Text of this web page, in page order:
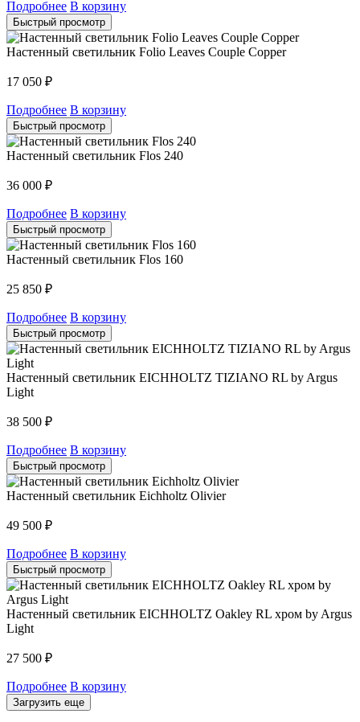
Подробнее В корзину
Быстрый просмотр
Настенный светильник Folio Leaves Couple Copper
17 050 ₽
Подробнее В корзину
Быстрый просмотр
Настенный светильник Flos 240
36 000 ₽
Подробнее В корзину
Быстрый просмотр
Настенный светильник Flos 160
25 850 ₽
Подробнее В корзину
Быстрый просмотр
Настенный светильник EICHHOLTZ TIZIANO RL by Argus
Light
38 500 ₽
Подробнее В корзину
Быстрый просмотр
Настенный светильник Eichholtz Olivier
49 500 ₽
Подробнее В корзину
Быстрый просмотр
Настенный светильник EICHHOLTZ Oakley RL хром by Argus
Light
27 500 ₽
Подробнее В корзину
Загрузить еще